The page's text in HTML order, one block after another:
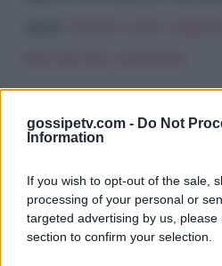
gossipetv.com - Do Not
Information
If you wish to opt-out of the sale,
processing of your personal or
targeted advertising by us,
section to confirm your selection.